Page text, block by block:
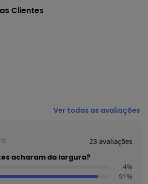
MALHAS LTDA / CNPJ 84.429.737/0001-
do produto: Temperatura máxima
alvejar. Não passar sobre a estampa.
85% No Mínimo
menor tamanho disponível.
N/D*
N/D*
Clientes
Ver todas as avaliações
23 avaliações
acharam da largura?
4%
91 %